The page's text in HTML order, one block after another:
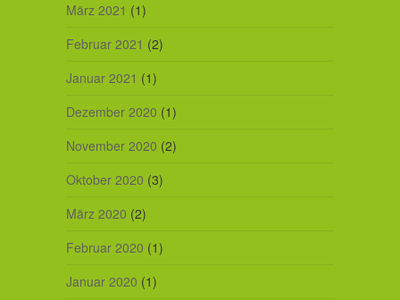
März 2021 (1)
Februar 2021 (2)
Januar 2021 (1)
Dezember 2020 (1)
November 2020 (2)
Oktober 2020 (3)
März 2020 (2)
Februar 2020 (1)
Januar 2020 (1)